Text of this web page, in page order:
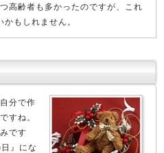
高齢者も多かったのですが、これ
もしれません。
分で作
すね。
です
』にな